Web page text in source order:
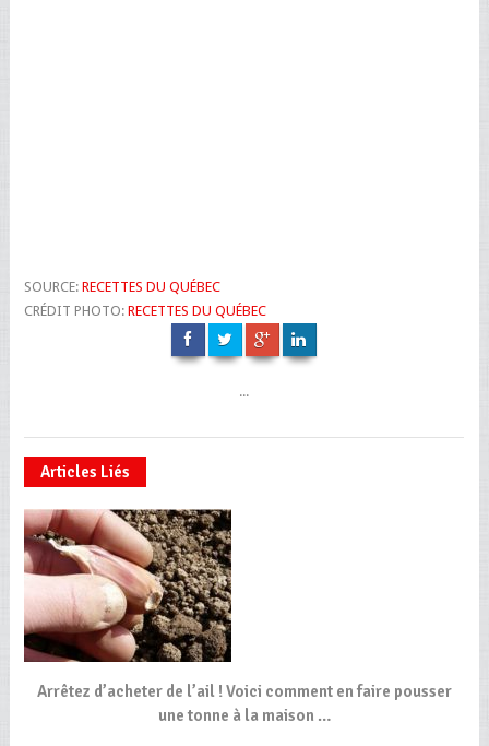
SOURCE: RECETTES DU QUÉBEC
CRÉDIT PHOTO: RECETTES DU QUÉBEC
...
Articles Liés
Arrêtez d’acheter de l’ail ! Voici comment en faire pousser
une tonne à la maison …